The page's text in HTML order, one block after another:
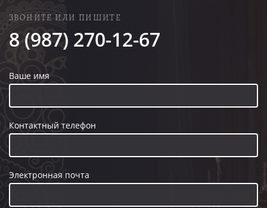
ЗВОНИТЕ ИЛИ ПИШИТЕ
8 (987) 270-12-67
Ваше имя
Контактный телефон
Электронная почта